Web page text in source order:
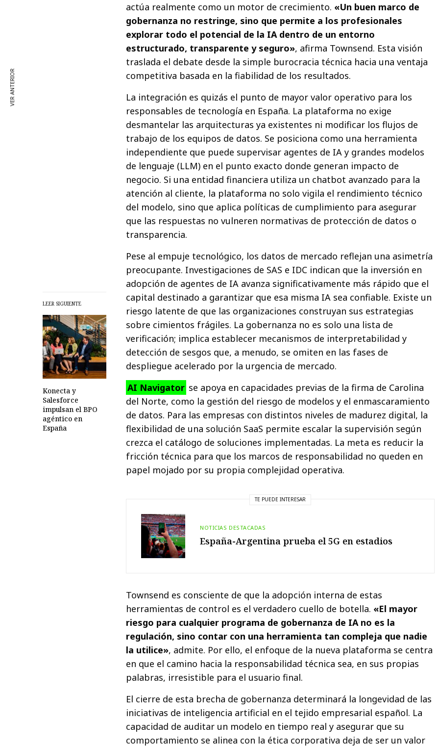
LEER SIGUIENTE
Konecta y
Salesforce
impulsan el BPO
agéntico en
España
actúa realmente como un motor de crecimiento. «Un buen marco de
gobernanza no restringe, sino que permite a los profesionales
explorar todo el potencial de la IA dentro de un entorno
estructurado, transparente y seguro», afirma Townsend. Esta visión
traslada el debate desde la simple burocracia técnica hacia una ventaja
competitiva basada en la fiabilidad de los resultados.
La integración es quizás el punto de mayor valor operativo para los
responsables de tecnología en España. La plataforma no exige
desmantelar las arquitecturas ya existentes ni modificar los flujos de
trabajo de los equipos de datos. Se posiciona como una herramienta
independiente que puede supervisar agentes de IA y grandes modelos
de lenguaje (LLM) en el punto exacto donde generan impacto de
negocio. Si una entidad financiera utiliza un chatbot avanzado para la
atención al cliente, la plataforma no solo vigila el rendimiento técnico
del modelo, sino que aplica políticas de cumplimiento para asegurar
que las respuestas no vulneren normativas de protección de datos o
transparencia.
Pese al empuje tecnológico, los datos de mercado reflejan una asimetría
preocupante. Investigaciones de SAS e IDC indican que la inversión en
adopción de agentes de IA avanza significativamente más rápido que el
capital destinado a garantizar que esa misma IA sea confiable. Existe un
riesgo latente de que las organizaciones construyan sus estrategias
sobre cimientos frágiles. La gobernanza no es solo una lista de
verificación; implica establecer mecanismos de interpretabilidad y
detección de sesgos que, a menudo, se omiten en las fases de
despliegue acelerado por la urgencia de mercado.
AI Navigator se apoya en capacidades previas de la firma de Carolina
del Norte, como la gestión del riesgo de modelos y el enmascaramiento
de datos. Para las empresas con distintos niveles de madurez digital, la
flexibilidad de una solución SaaS permite escalar la supervisión según
crezca el catálogo de soluciones implementadas. La meta es reducir la
fricción técnica para que los marcos de responsabilidad no queden en
papel mojado por su propia complejidad operativa.
TE PUEDE INTERESAR
NOTICIAS DESTACADAS
España-Argentina prueba el 5G en estadios
Townsend es consciente de que la adopción interna de estas
herramientas de control es el verdadero cuello de botella. «El mayor
riesgo para cualquier programa de gobernanza de IA no es la
regulación, sino contar con una herramienta tan compleja que nadie
la utilice», admite. Por ello, el enfoque de la nueva plataforma se centra
en que el camino hacia la responsabilidad técnica sea, en sus propias
palabras, irresistible para el usuario final.
El cierre de esta brecha de gobernanza determinará la longevidad de las
iniciativas de inteligencia artificial en el tejido empresarial español. La
capacidad de auditar un modelo en tiempo real y asegurar que su
comportamiento se alinea con la ética corporativa deja de ser un valor
VER ANTERIOR